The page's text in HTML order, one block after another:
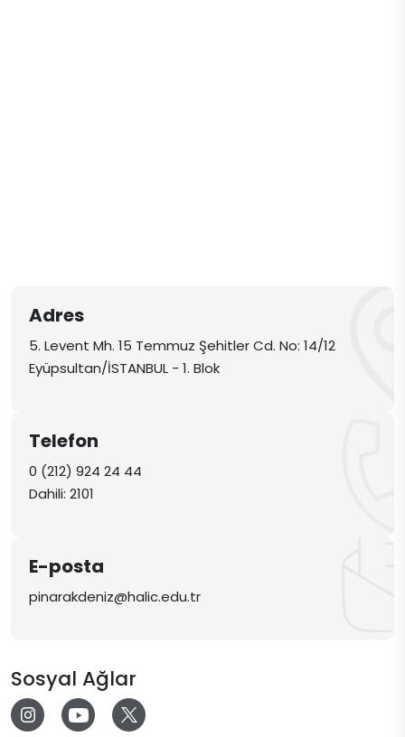
Adres
5. Levent Mh. 15 Temmuz Şehitler Cd. No: 14/12
Eyüpsultan/İSTANBUL - 1. Blok
Telefon
0 (212) 924 24 44
Dahili: 2101
E-posta
pinarakdeniz@halic.edu.tr
Sosyal Ağlar